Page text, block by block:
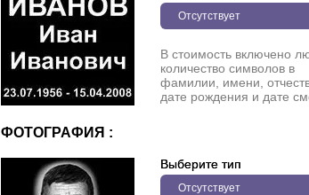
Отсутствует
В стоимость включено
количество символов в
фамилии, имени,
дате рождения и дате
ФОТОГРАФИЯ :
Выберите тип
Отсутствует